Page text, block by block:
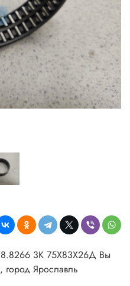
3К 75Х83Х26Д Вы
Ярославль